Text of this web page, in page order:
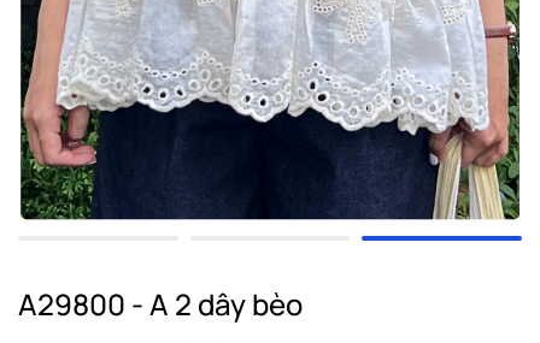
A29800 - A 2 dây bèo